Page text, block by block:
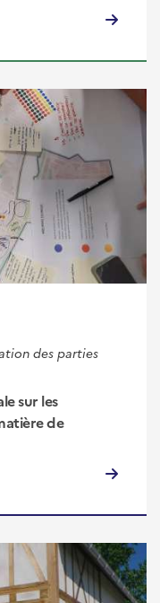
des parties
sur les
de